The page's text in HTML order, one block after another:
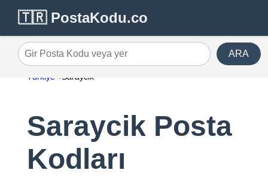
🇹🇷 PostaKodu.co
Gir Posta Kodu veya yer ARA
Türkiye Saraycik
Saraycik Posta
Kodları